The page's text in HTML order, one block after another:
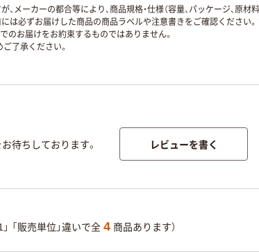
ーカーの都合等により、商品規格・仕様（容量、パッケージ、原
は必ずお届けした商品の商品ラベルや注意書きをご確認ください
でのお届けをお約束するものではありません。
了承ください。
待ちしております。 レビューを書く
「販売単位」違いで全 4 商品あります）